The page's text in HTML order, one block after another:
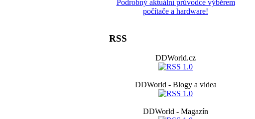
Podrobný aktuální průvodce výběrem
počítače a hardware!
RSS
DDWorld.cz
DDWorld - Blogy a videa
DDWorld - Magazín